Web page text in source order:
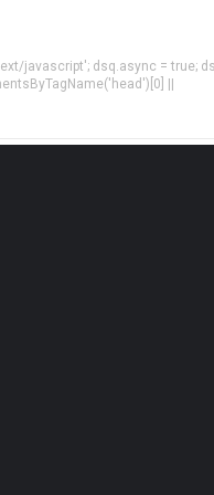
javascript'; dsq.async = true;
||